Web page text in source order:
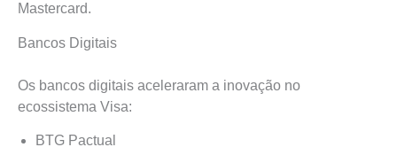
Mastercard.
Bancos Digitais
Os bancos digitais aceleraram a inovação no
ecossistema Visa:
BTG Pactual